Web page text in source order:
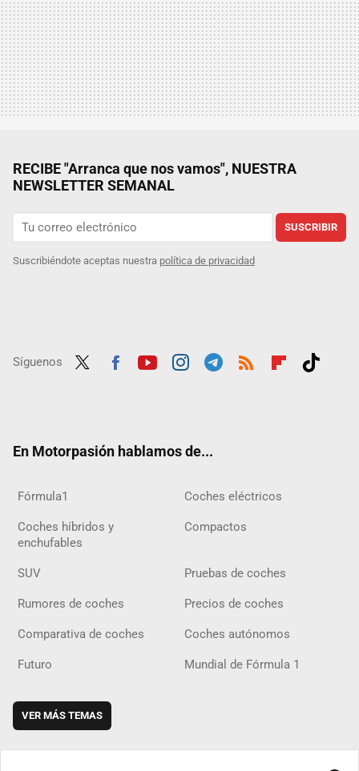
RECIBE "Arranca que nos vamos", NUESTRA
NEWSLETTER SEMANAL
SUSCRIBIR
Suscribiéndote aceptas nuestra política de privacidad
Síguenos
En Motorpasión hablamos de...
Fórmula1 Coches eléctricos
Coches híbridos y
enchufables
Compactos
SUV Pruebas de coches
Rumores de coches Precios de coches
Comparativa de coches Coches autónomos
Futuro Mundial de Fórmula 1
VER MÁS TEMAS